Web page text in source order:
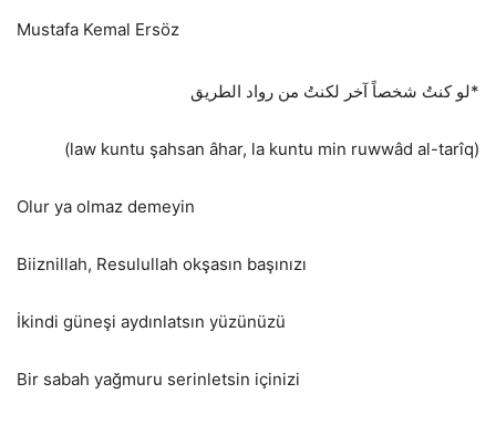
Mustafa Kemal Ersöz
لو كنتُ شخصاً آخر لكنتُ من رواد الطريق*
(law kuntu şahsan âhar, la kuntu min ruwwâd al-tarîq)
Olur ya olmaz demeyin
Biiznillah, Resulullah okşasın başınızı
İkindi güneşi aydınlatsın yüzünüzü
Bir sabah yağmuru serinletsin içinizi